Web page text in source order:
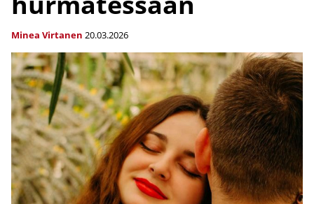
Minea Virtanen 20.03.2026